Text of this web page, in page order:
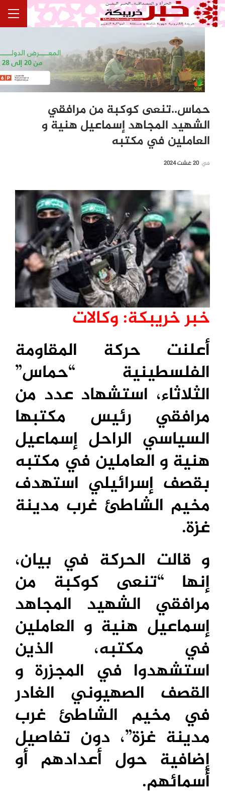
حماس..تنعى كوكبة من مرافقي
الشهيد المجاهد إسماعيل هنية و
العاملين في مكتبه
في 20 غشت 2024
خبر خريبكة: وكالات
أعلنت حركة المقاومة
الفلسطينية “حماس”
الثلاثاء، استشهاد عدد من
مرافقي رئيس مكتبها
السياسي الراحل إسماعيل
هنية و العاملين في مكتبه
بقصف إسرائيلي استهدف
مخيم الشاطئ غرب مدينة
غزة.
و قالت الحركة في بيان،
إنها “تنعى كوكبة من
مرافقي الشهيد المجاهد
إسماعيل هنية و العاملين
في مكتبه، الذين
استشهدوا في المجزرة و
القصف الصهيوني الغادر
في مخيم الشاطئ غرب
مدينة غزة”، دون تفاصيل
إضافية حول أعدادهم أو
أسمائهم.